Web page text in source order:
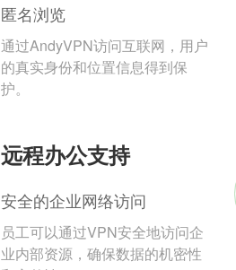
匿名浏览
通过AndyVPN访问互联网，用户
的真实身份和位置信息得到保
护。
远程办公支持
安全的企业网络访问
员工可以通过VPN安全地访问企
业内部资源，确保数据的机密性